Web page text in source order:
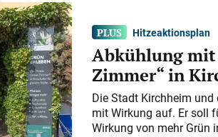
Hitzeaktionsplan
Abkühlung mit
Zimmer“ in
Die Stadt Kirchheim
mit Wirkung auf. Er soll
Wirkung von mehr Grün